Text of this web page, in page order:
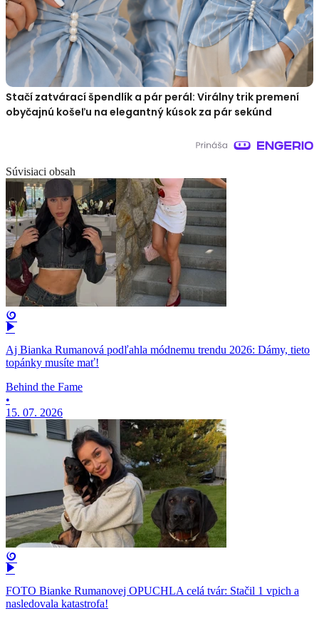
Stačí zatvárací špendlík a pár perál: Virálny trik premení
obyčajnú košeľu na elegantný kúsok za pár sekúnd
Súvisiaci obsah
Aj Bianka Rumanová podľahla módnemu trendu 2026: Dámy, tieto
topánky musíte mať!
Behind the Fame
•
15. 07. 2026
FOTO Bianke Rumanovej OPUCHLA celá tvár: Stačil 1 vpich a
nasledovala katastrofa!